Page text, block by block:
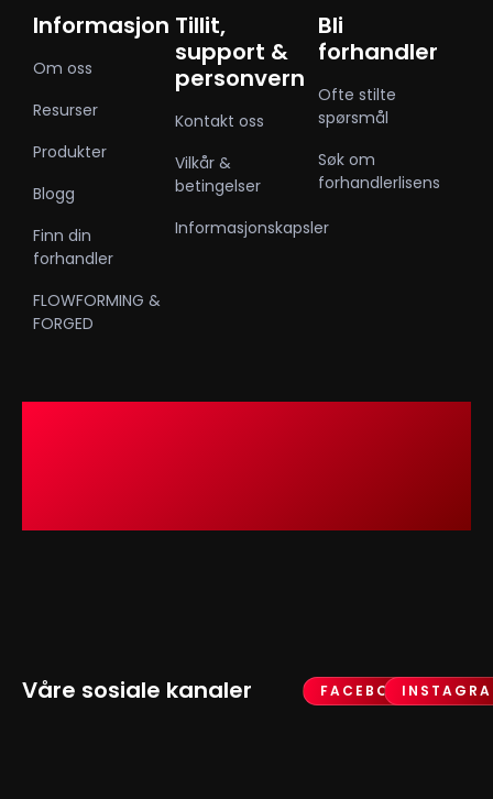
Informasjon
Om oss
Resurser
Produkter
Blogg
Finn din
forhandler
FLOWFORMING &
FORGED
Tillit,
support &
personvern
Kontakt oss
Vilkår &
betingelser
Informasjonskapsler
Bli
forhandler
Ofte stilte
spørsmål
Søk om
forhandlerlisens
Våre sosiale kanaler FACEBOOK